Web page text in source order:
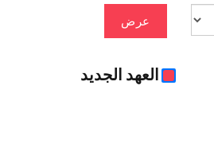
عرض
العهد الجديد